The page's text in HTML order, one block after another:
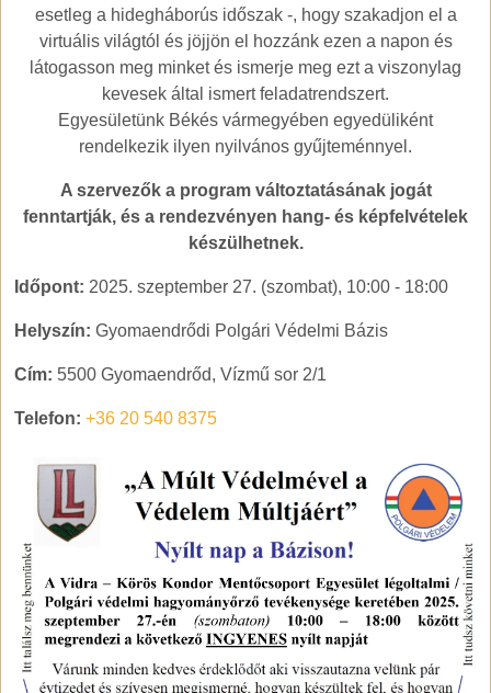
esetleg a hidegháborús időszak -, hogy szakadjon el a
virtuális világtól és jöjjön el hozzánk ezen a napon és
látogasson meg minket és ismerje meg ezt a viszonylag
kevesek által ismert feladatrendszert.
Egyesületünk Békés vármegyében egyedüliként
rendelkezik ilyen nyilvános gyűjteménnyel.
A szervezők a program változtatásának jogát
fenntartják, és a rendezvényen hang- és képfelvételek
készülhetnek.
Időpont: 2025. szeptember 27. (szombat), 10:00 - 18:00
Helyszín: Gyomaendrődi Polgári Védelmi Bázis
Cím: 5500 Gyomaendrőd, Vízmű sor 2/1
Telefon: +36 20 540 8375